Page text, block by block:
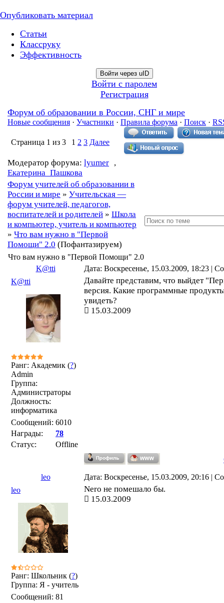
Опубликовать материал
Статьи
Классруку
Эффективность
Войти через uID
Войти с паролем
Регистрация
Форум об образовании в России, СНГ и мире
Новые сообщения · Участники · Правила форума · Поиск ·
Страница 1 из 3 1 2 3 Далее
Модератор форума: lyumer ,
Екатерина_Пашкова
Форум учителей об образовании в
России и мире » Учительская —
форум учителей, педагогов,
воспитателей и родителей » Школа
и компьютер, учитель и компьютер
» Что вам нужно в "Первой
Помощи" 2.0 (Пофантазируем)
Что вам нужно в "Первой Помощи" 2.0
K@tti
Дата: Воскресенье, 15.03.2009, 18:23 |
K@tti
Ранг: Академик (?)
Admin
Группа:
Администраторы
Должность:
информатика
Сообщений: 6010
Награды:
78
Статус:
Offline
Давайте представим, что выйдет
версия. Какие программные
увидеть?
15.03.2009
leo
Дата: Воскресенье, 15.03.2009, 20:16 |
leo
Ранг: Школьник (?)
Группа: Я - учитель
Сообщений: 81
Nero не помешало бы.
15.03.2009